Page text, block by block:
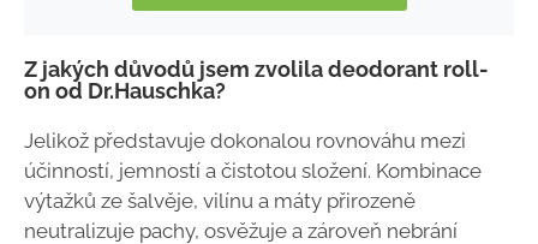
Z jakých důvodů jsem zvolila deodorant roll-
on od Dr.Hauschka?
Jelikož představuje dokonalou rovnováhu mezi
účinností, jemností a čistotou složení. Kombinace
výtažků ze šalvěje, vilínu a máty přirozeně
neutralizuje pachy, osvěžuje a zároveň nebrání